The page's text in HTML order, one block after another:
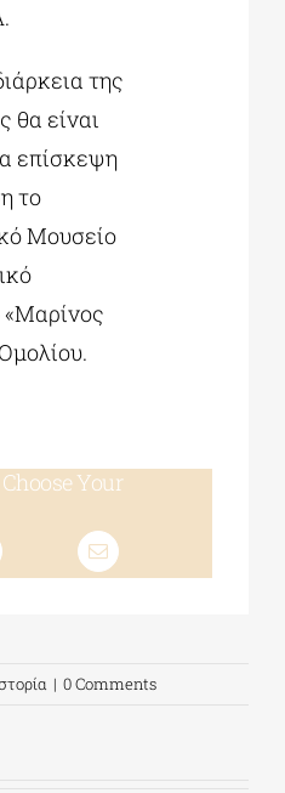
της
θα είναι
επίσκεψη
το
Μουσείο
«Μαρίνος
Your
| 0 Comments